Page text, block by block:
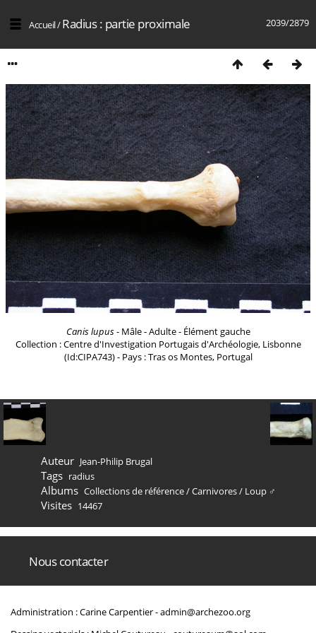
2039/2879
Accueil/Radius : partie proximale
Canis lupus- Mâle - Adulte - Élément gauche
Collection : Centre d'Investigation Portugais d'Archéologie, Lisbonne
(Id:CIPA743) - Pays : Tras os Montes, Portugal
Auteur Jean-Philip Brugal
Tags radius
Albums Collections de référence/Carnivores/ Loup ♂
Visites 14467
Nous contacter
Administration : Carine Carpentier -admin@archezoo.org